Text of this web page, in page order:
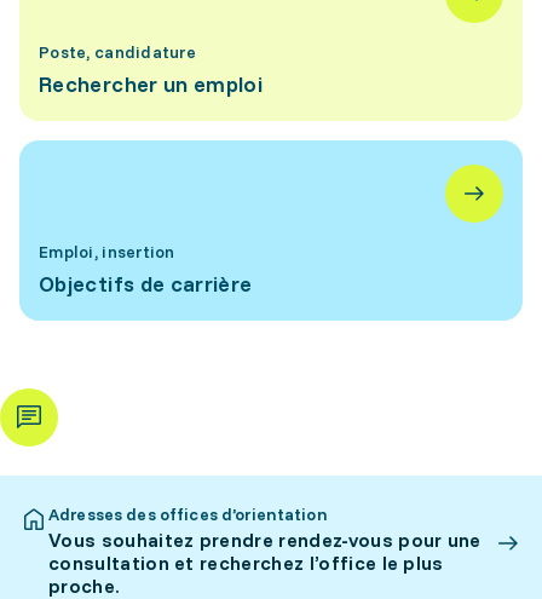
Poste, candidature
Rechercher un emploi
Emploi, insertion
Objectifs de carrière
Adresses des offices d’orientation
Vous souhaitez prendre rendez-vous pour une
consultation et recherchez l’office le plus
proche.